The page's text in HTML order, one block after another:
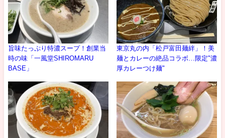
旨味たっぷり特濃スープ！創業当
時の味「一風堂SHIROMARU
BASE」
東京丸の内「松戸富田麺絆」！美
麺とカレーの絶品コラボ…限定"濃
厚カレーつけ麺"